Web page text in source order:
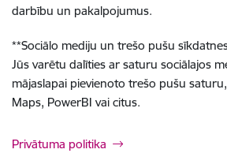
darbību un pakalpojumus.
**Sociālo mediju un trešo pušu
Jūs varētu dalīties ar saturu sociālajos
mājaslapai pievienoto trešo pušu
Maps, PowerBI vai citus.
Privātuma politika